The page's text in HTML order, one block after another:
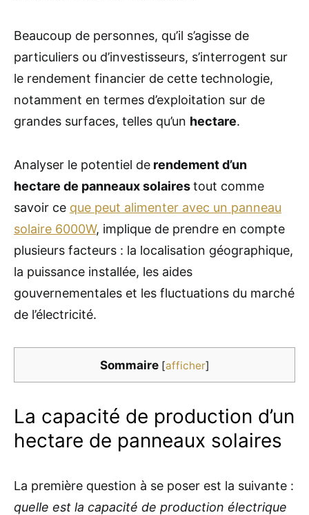
Beaucoup de personnes, qu’il s’agisse de
particuliers ou d’investisseurs, s’interrogent sur
le rendement financier de cette technologie,
notamment en termes d’exploitation sur de
grandes surfaces, telles qu’un hectare.
Analyser le potentiel de rendement d’un
hectare de panneaux solairestout comme
savoir ce que peut alimenter avec un panneau
solaire 6000W, implique de prendre en compte
plusieurs facteurs : la localisation géographique,
la puissance installée, les aides
gouvernementales et les fluctuations du marché
de l’électricité.
Sommaire [afficher]
La capacité de production d’un
hectare de panneaux solaires
La première question à se poser est la suivante :
quelle est la capacité de production électrique